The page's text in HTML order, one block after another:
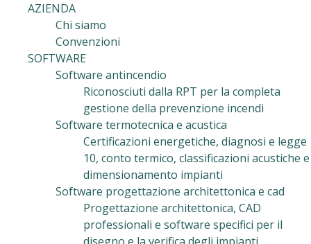
AZIENDA
Chi siamo
Convenzioni
SOFTWARE
Software antincendio
Riconosciuti dalla RPT per la completa
gestione della prevenzione incendi
Software termotecnica e acustica
Certificazioni energetiche, diagnosi e legge
10, conto termico, classificazioni acustiche e
dimensionamento impianti
Software progettazione architettonica e cad
Progettazione architettonica, CAD
professionali e software specifici per il